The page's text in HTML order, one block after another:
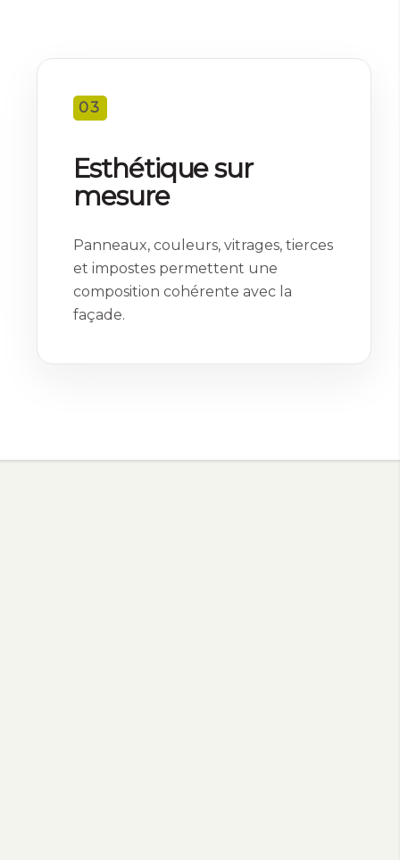
03
Esthétique sur
mesure
Panneaux, couleurs, vitrages, tierces
et impostes permettent une
composition cohérente avec la
façade.